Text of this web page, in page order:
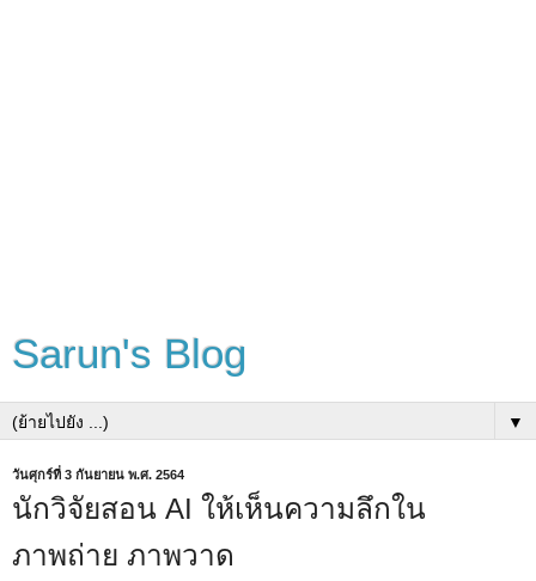
Sarun's Blog
▼
วันศุกร์ที่ 3 กันยายน พ.ศ. 2564
นักวิจัยสอน AI ให้เห็นความลึกใน
ภาพถ่าย ภาพวาด